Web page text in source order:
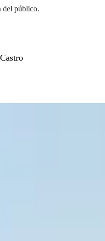
del público.